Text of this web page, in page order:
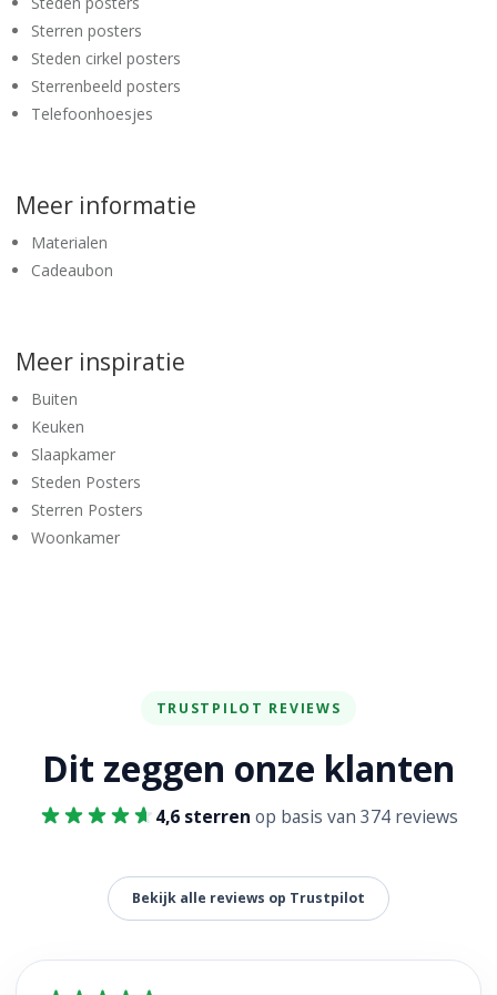
Sterren posters
Steden cirkel posters
Sterrenbeeld posters
Telefoonhoesjes
Meer informatie
Materialen
Cadeaubon
Meer inspiratie
Buiten
Keuken
Slaapkamer
Steden Posters
Sterren Posters
Woonkamer
TRUSTPILOT REVIEWS
Dit zeggen onze klanten
4,6 sterren op basis van 374 reviews
Bekijk alle reviews op Trustpilot